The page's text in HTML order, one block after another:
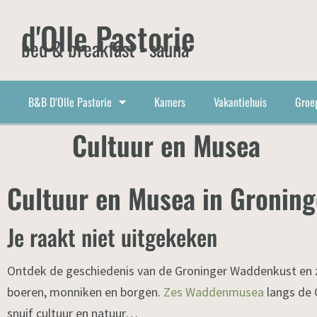
d'Olle Pastorie
bed & breakfast - sauna
B&B D’Olle Pastorie Kamers Vakantiehuis
Cultuur en Musea
Cultuur en Musea in
Je raakt niet uitgekeken
Ontdek de geschiedenis van de Groninger Waddenkust
boeren, monniken en borgen. Zes Waddenmusea langs de
snuif cultuur en natuur…